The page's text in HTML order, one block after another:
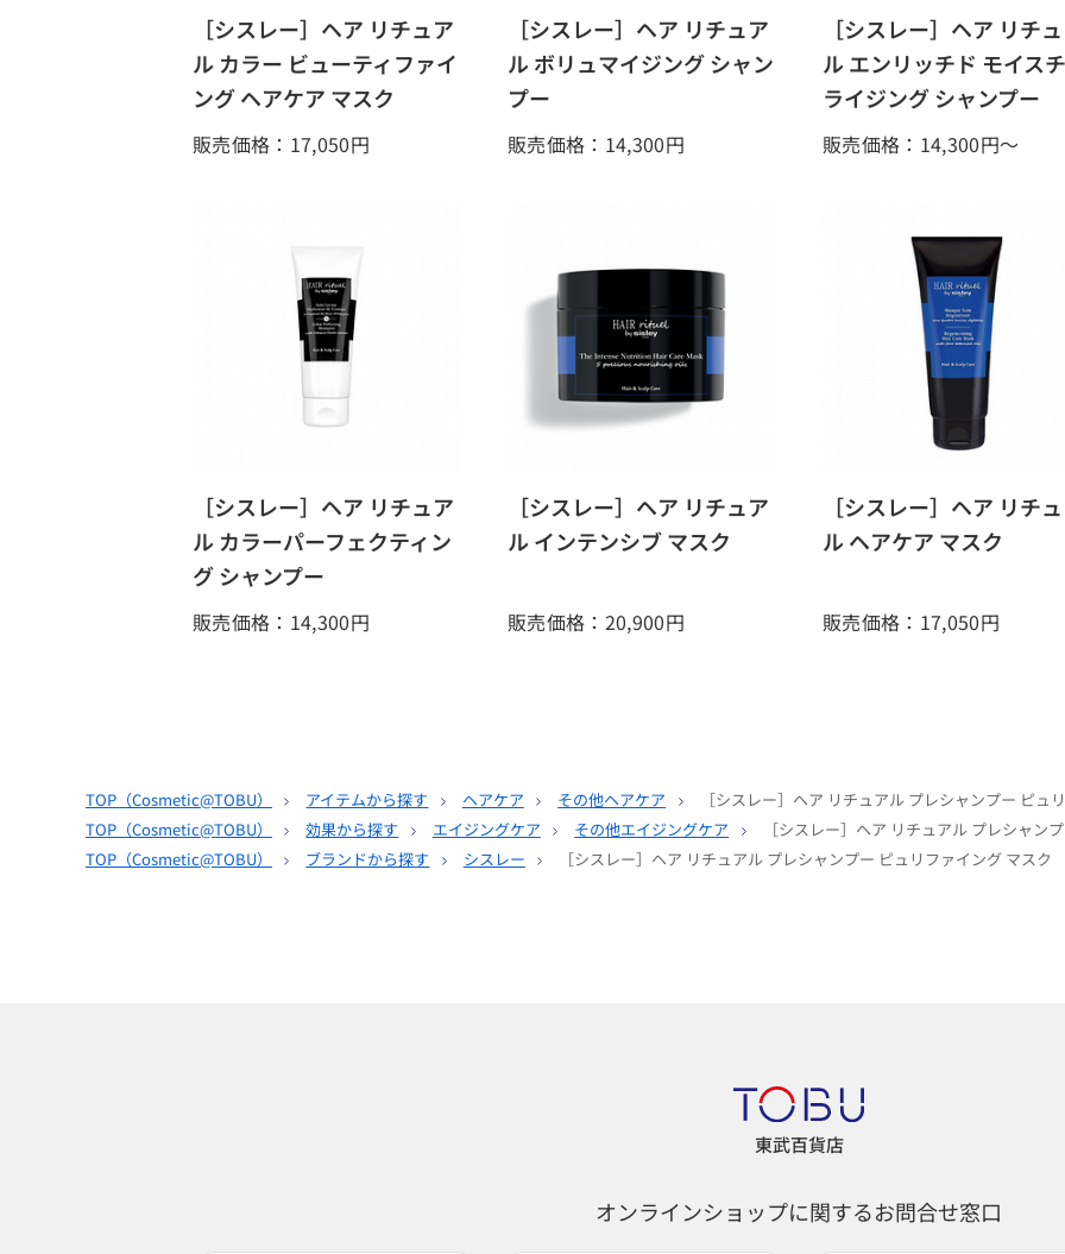
［シスレー］ヘア リチュア
ル カラー ビューティファイ
ング ヘアケア マスク
販売価格：17,050円
［シスレー］ヘア リチュア
ル ボリュマイジング シャン
プー
販売価格：14,300円
［シスレー］ヘア リチ
ル エンリッチド モイス
ライジング シャンプー
販売価格：14,300円～
［シスレー］ヘア リチュア
ル カラーパーフェクティン
グ シャンプー
販売価格：14,300円
［シスレー］ヘア リチュア
ル インテンシブ マスク
販売価格：20,900円
［シスレー］ヘア リチ
ル ヘアケア マスク
販売価格：17,050円
TOP（Cosmetic@TOBU） アイテムから探す ヘアケア その他ヘアケア
［シスレー］ヘア リチュアル プレシャンプー ピュ
TOP（Cosmetic@TOBU） 効果から探す エイジングケア その他エイジングケア
［シスレー］ヘア リチュアル プレシャン
TOP（Cosmetic@TOBU） ブランドから探す シスレー ［シスレー］ヘア リチュアル プレシャンプー ピュリファイング マスク
東武百貨店
オンラインショップに関するお問合せ窓口